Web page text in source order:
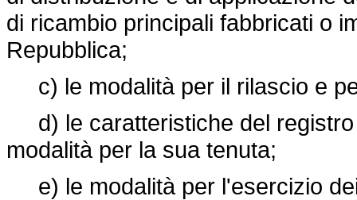
di ricambio principali fabbricati o
Repubblica;
c) le modalità per il rilascio e
d) le caratteristiche del registro
modalità per la sua tenuta;
e) le modalità per l'esercizio